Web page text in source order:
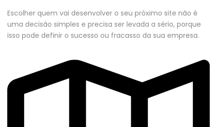
Escolher quem vai desenvolver o seu próximo site não é
uma decisão simples e precisa ser levada a sério, porque
isso pode definir o sucesso ou fracasso da sua empresa.